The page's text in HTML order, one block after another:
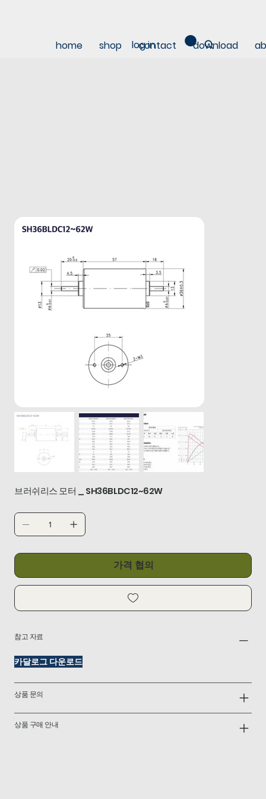
home shop contact download
log in
브러쉬리스 모터 _ SH36BLDC12~62W
가격 협의
참고 자료
카달로그 다운로드
상품 문의
상품 구매 안내